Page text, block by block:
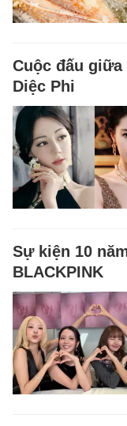
Cuộc đấu
Diệc Phi
Sự kiện 10
BLACKPINK